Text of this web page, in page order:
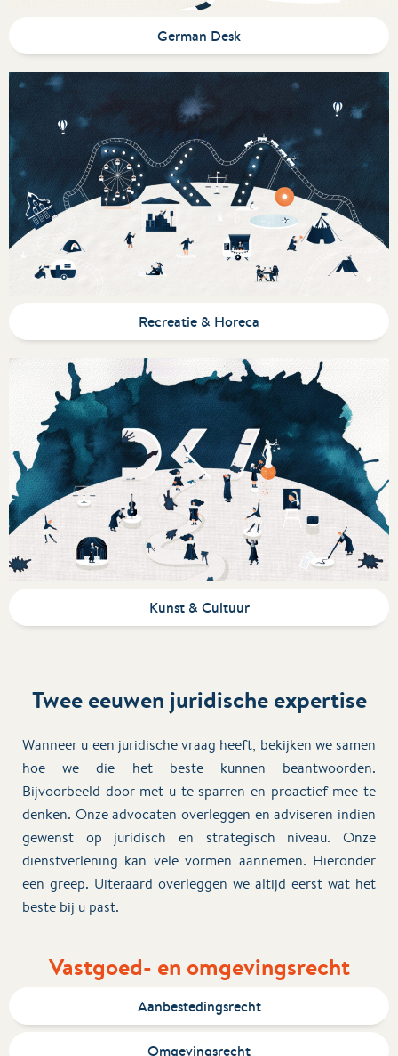
German Desk
Recreatie & Horeca
Kunst & Cultuur
Twee eeuwen juridische expertise
Wanneer u een juridische vraag heeft, bekijken we samen
hoe we die het beste kunnen beantwoorden.
Bijvoorbeeld door met u te sparren en proactief mee te
denken. Onze advocaten overleggen en adviseren indien
gewenst op juridisch en strategisch niveau. Onze
dienstverlening kan vele vormen aannemen. Hieronder
een greep. Uiteraard overleggen we altijd eerst wat het
beste bij u past.
Vastgoed- en omgevingsrecht
Aanbestedingsrecht
Omgevingsrecht